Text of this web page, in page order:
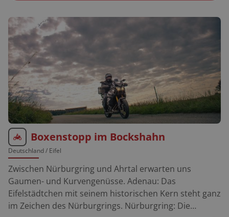
verändert. Tremosine: Der “Balkon des Gardasees”
liegt in traumhafter Aussichtslage steil über dem See.
Ein knackiges Serpentinensträßchen führt hinauf.
Ledrosee: Hier ist eine 4.000 Jahre alte
Pfahlbausiedlung zu besichtigen.
Boxenstopp im Bockshahn
Deutschland/ Eifel
Zwischen Nürburgring und Ahrtal erwarten uns
Gaumen- und Kurvengenüsse. Adenau: Das
Eifelstädtchen mit seinem historischen Kern steht ganz
im Zeichen des Nürburgrings. Nürburgring: Die